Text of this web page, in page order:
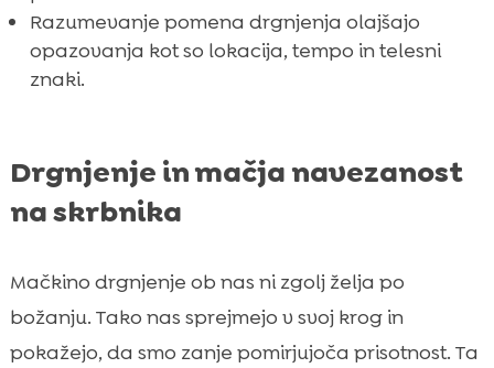
Razumevanje pomena drgnjenja olajšajo
opazovanja kot so lokacija, tempo in telesni
znaki.
Drgnjenje in mačja navezanost
na skrbnika
Mačkino drgnjenje ob nas ni zgolj želja po
božanju. Tako nas sprejmejo v svoj krog in
pokažejo, da smo zanje pomirjujoča prisotnost. Ta